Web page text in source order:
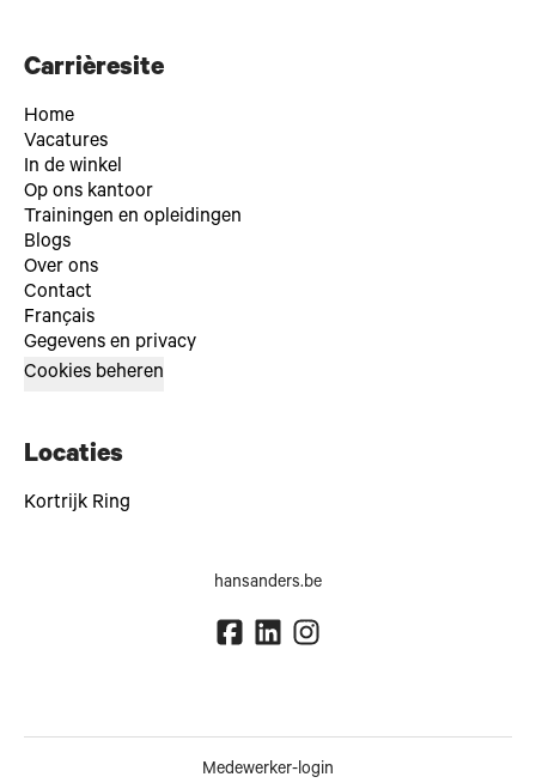
Carrièresite
Home
Vacatures
In de winkel
Op ons kantoor
Trainingen en opleidingen
Blogs
Over ons
Contact
Français
Gegevens en privacy
Cookies beheren
Locaties
Kortrijk Ring
hansanders.be
Medewerker-login